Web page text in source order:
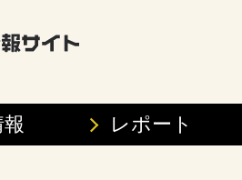
レポート